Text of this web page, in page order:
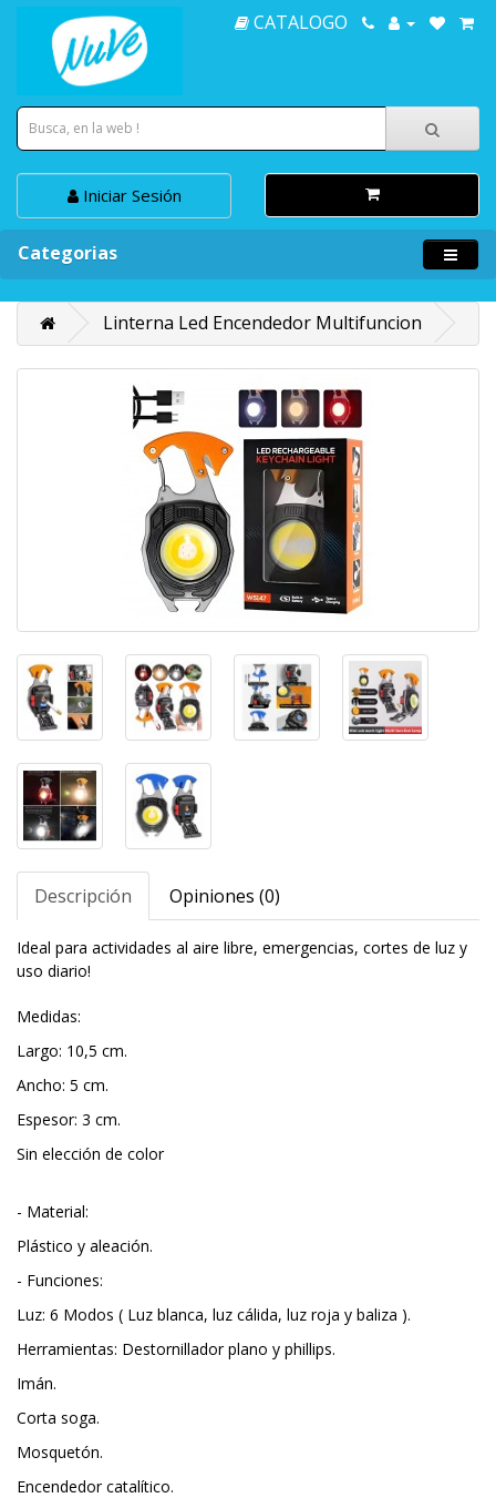
CATALOGO
Iniciar Sesión
Categorias
Linterna Led Encendedor Multifuncion
Descripción Opiniones (0)
Ideal para actividades al aire libre, emergencias, cortes de luz y
uso diario!
Medidas:
Largo: 10,5 cm.
Ancho: 5 cm.
Espesor: 3 cm.
Sin elección de color
- Material:
Plástico y aleación.
- Funciones:
Luz: 6 Modos ( Luz blanca, luz cálida, luz roja y baliza ).
Herramientas: Destornillador plano y phillips.
Imán.
Corta soga.
Mosquetón.
Encendedor catalítico.